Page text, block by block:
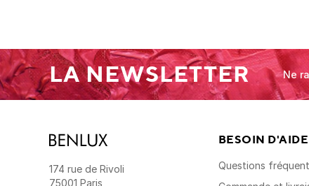
LA NEWSLETTER Ne
174 rue de Rivoli
75001 Paris
BESOIN
Questions